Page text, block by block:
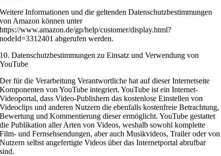
Weitere Informationen und die geltenden Datenschutzbestimmungen
von Amazon können unter
https://www.amazon.de/gp/help/customer/display.html?
nodeId=3312401 abgerufen werden.
10. Datenschutzbestimmungen zu Einsatz und Verwendung von
YouTube
Der für die Verarbeitung Verantwortliche hat auf dieser Internetseite
Komponenten von YouTube integriert. YouTube ist ein Internet-
Videoportal, dass Video-Publishern das kostenlose Einstellen von
Videoclips und anderen Nutzern die ebenfalls kostenfreie Betrachtung,
Bewertung und Kommentierung dieser ermöglicht. YouTube gestattet
die Publikation aller Arten von Videos, weshalb sowohl komplette
Film- und Fernsehsendungen, aber auch Musikvideos, Trailer oder von
Nutzern selbst angefertigte Videos über das Internetportal abrufbar
sind.